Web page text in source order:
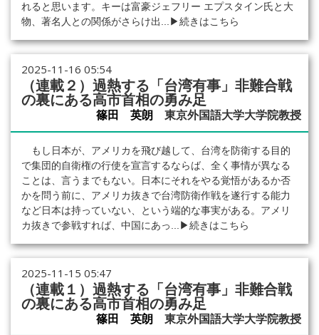
れると思います。キーは富豪ジェフリー エプスタイン氏と大
物、著名人との関係がさらけ出...
▶続きはこちら
2025-11-16 05:54
（連載２）過熱する「台湾有事」非難合戦
の裏にある高市首相の勇み足
篠田 英朗 東京外国語大学大学院教授
もし日本が、アメリカを飛び越して、台湾を防衛する目的
で集団的自衛権の行使を宣言するならば、全く事情が異なる
ことは、言うまでもない。日本にそれをやる覚悟があるか否
かを問う前に、アメリカ抜きで台湾防衛作戦を遂行する能力
など日本は持っていない、という端的な事実がある。アメリ
カ抜きで参戦すれば、中国にあっ...
▶続きはこちら
2025-11-15 05:47
（連載１）過熱する「台湾有事」非難合戦
の裏にある高市首相の勇み足
篠田 英朗 東京外国語大学大学院教授